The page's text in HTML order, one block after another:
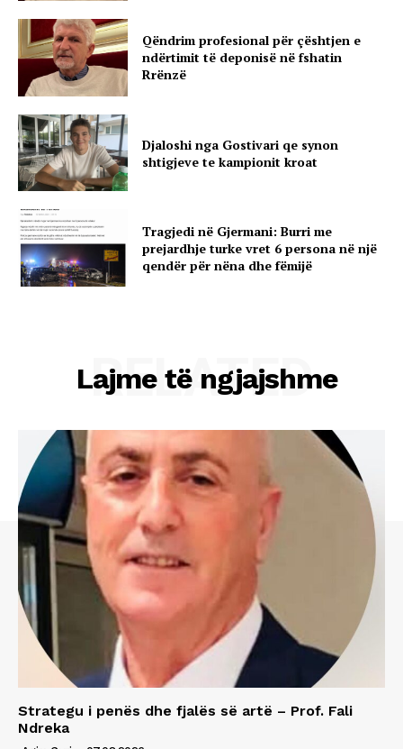
Qëndrim profesional për çështjen e
ndërtimit të deponisë në fshatin
Rrënzë
Djaloshi nga Gostivari qe synon
shtigjeve te kampionit kroat
Tragjedi në Gjermani: Burri me
prejardhje turke vret 6 persona në një
qendër për nëna dhe fëmijë
Lajme të ngjajshme
RELATED
Strategu i penës dhe fjalës së artë – Prof. Fali
Ndreka